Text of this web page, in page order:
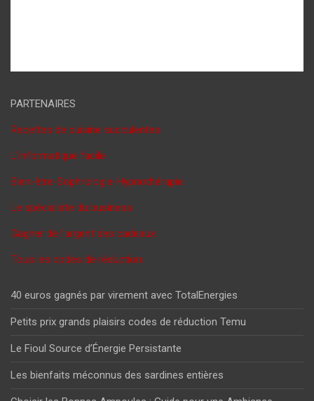
PARTENAIRES
Recettes de cuisine succulentes
L'informatique facile
Bien-être-Sophrologie-Hypnothérapie
Le spécialiste du business
Gagner de l'argent des cadeaux
Tous les codes de réduction
40 euros gagnés par virement avec TotalEnergies
Petits prix grands plaisirs codes de réduction Temu
Le Fioul Source d’Énergie Persistante
Les bienfaits méconnus des sardines entières